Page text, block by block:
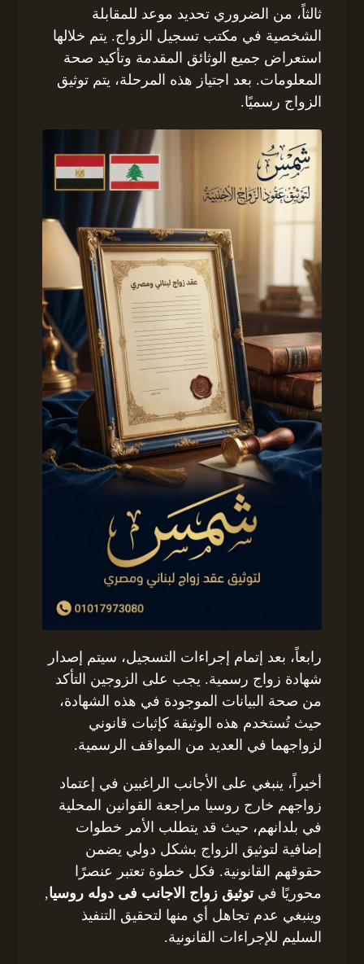
ثالثاً، من الضروري تحديد موعد للمقابلة
الشخصية في مكتب تسجيل الزواج. يتم خلالها
استعراض جميع الوثائق المقدمة وتأكيد صحة
المعلومات. بعد اجتياز هذه المرحلة، يتم توثيق
الزواج رسميًا.
رابعاً، بعد إتمام إجراءات التسجيل، سيتم إصدار
شهادة زواج رسمية. يجب على الزوجين التأكد
من صحة البيانات الموجودة في هذه الشهادة،
حيث تُستخدم هذه الوثيقة كإثبات قانوني
لزواجهما في العديد من المواقف الرسمية.
أخيراً، ينبغي على الأجانب الراغبين في إعتماد
زواجهم خارج روسيا مراجعة القوانين المحلية
في بلدانهم، حيث قد يتطلب الأمر خطوات
إضافية لتوثيق الزواج بشكل دولي يضمن
حقوقهم القانونية. فكل خطوة تعتبر عنصرًا
محوريًا فيتوثيق زواج الاجانب فى دوله روسيا,
وينبغي عدم تجاهل أي منها لتحقيق التنفيذ
السليم للإجراءات القانونية.